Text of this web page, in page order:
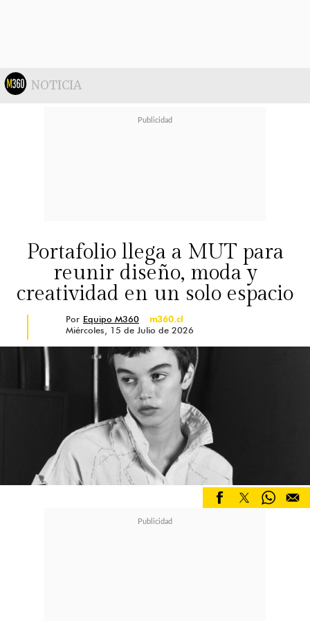
La reciente aparición de Timothée y
Kylie deja claro que ambos están
más unidos que nunca, tal cual lo
señaló una fuente hace algunas
semanas, cuandoel actor estuvo
ausente del cumpleaños de su
, hecho que encendió las
NOTICIA
Portafolio llega a MUT para
reunir diseño, moda y
creatividad en un solo espacio
Por Equipo M360
m360.cl
Miércoles, 15 de Julio de 2026